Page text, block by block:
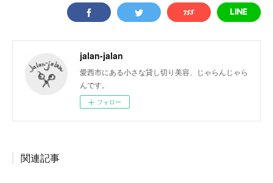
jalan-jalan
愛西市にある小さな貸し切り美容、じゃらんじゃら
んです。
フォロー
関連記事